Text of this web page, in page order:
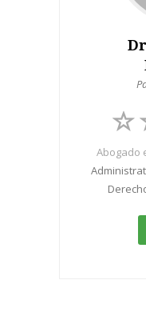
Abogado